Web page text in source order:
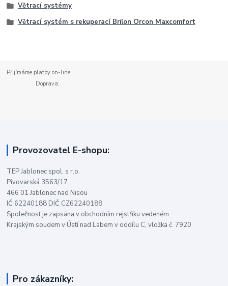
Větrací systémy
Větrací systém s rekuperací Brilon Orcon Maxcomfort
Přijímáme platby on-line:
Doprava:
Provozovatel E-shopu:
TEP Jablonec spol. s r.o.
Pivovarská 3563/17
466 01 Jablonec nad Nisou
IČ 62240188 DIČ CZ62240188
Společnost je zapsána v obchodním rejstříku vedeném
Krajským soudem v Ústí nad Labem v oddílu C, vložka č. 7920
Pro zákazníky: